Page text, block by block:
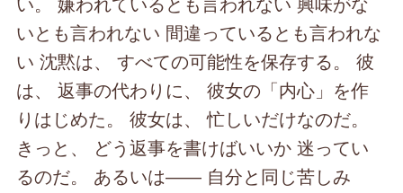
いとも言われない 間違っているとも言われな
い 沈黙は、 すべての可能性を保存する。 彼
は、 返事の代わりに、 彼女の「内心」を作
りはじめた。 彼女は、 忙しいだけなのだ。
きっと、 どう返事を書けばいいか 迷ってい
るのだ。 あるいは―― 自分と同じ苦しみ